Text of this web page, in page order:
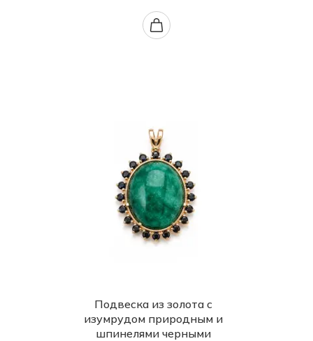
Подвеска из золота с
изумрудом природным и
шпинелями черными